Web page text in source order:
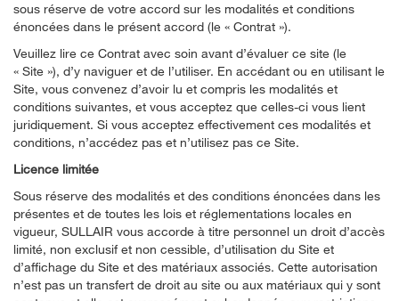
sous réserve de votre accord sur les modalités et conditions
énoncées dans le présent accord (le « Contrat »).
Veuillez lire ce Contrat avec soin avant d’évaluer ce site (le
« Site »), d’y naviguer et de l’utiliser. En accédant ou en utilisant le
Site, vous convenez d’avoir lu et compris les modalités et
conditions suivantes, et vous acceptez que celles-ci vous lient
juridiquement. Si vous acceptez effectivement ces modalités et
conditions, n’accédez pas et n’utilisez pas ce Site.
Licence limitée
Sous réserve des modalités et des conditions énoncées dans les
présentes et de toutes les lois et réglementations locales en
vigueur, SULLAIR vous accorde à titre personnel un droit d’accès
limité, non exclusif et non cessible, d’utilisation du Site et
d’affichage du Site et des matériaux associés. Cette autorisation
n’est pas un transfert de droit au site ou aux matériaux qui y sont